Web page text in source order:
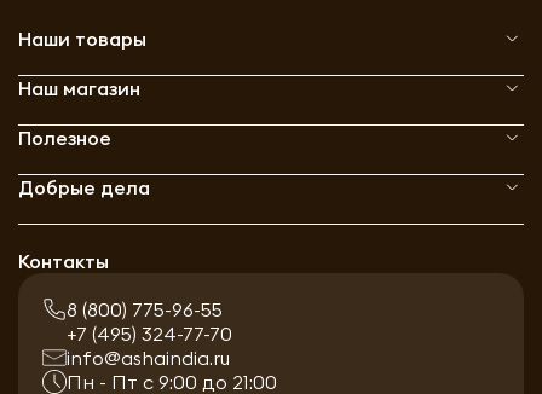
Наши товары
Наш магазин
Полезное
Добрые дела
Контакты
8 (800) 775-96-55
+7 (495) 324-77-70
info@ashaindia.ru
Пн - Пт с 9:00 до 21:00